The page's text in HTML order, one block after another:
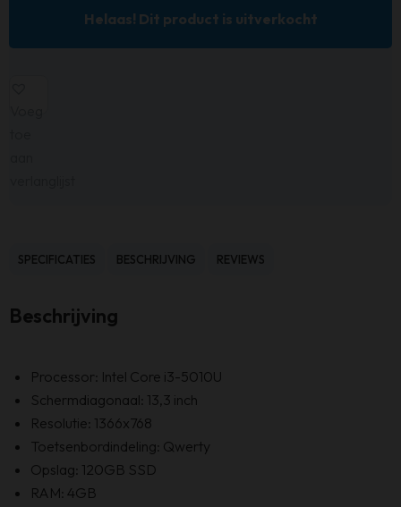
Helaas! Dit product is uitverkocht
SPECIFICATIES BESCHRIJVING REVIEWS
Beschrijving
Processor: Intel Core i3-5010U
Schermdiagonaal: 13,3 inch
Resolutie: 1366x768
Toetsenbordindeling: Qwerty
Opslag: 120GB SSD
RAM: 4GB